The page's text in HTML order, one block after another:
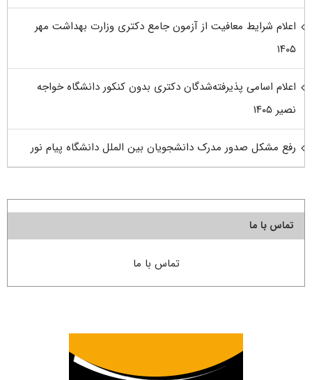
اعلام شرایط معافیت از آزمون جامع دکتری وزارت بهداشت مهر
۱۴۰۵
اعلام اسامی پذیرفته‌شدگان دکتری بدون کنکور دانشگاه خواجه
نصیر ۱۴۰۵
رفع مشکل صدور مدرک دانشجویان بین الملل دانشگاه پیام نور
تماس با ما
تماس با ما